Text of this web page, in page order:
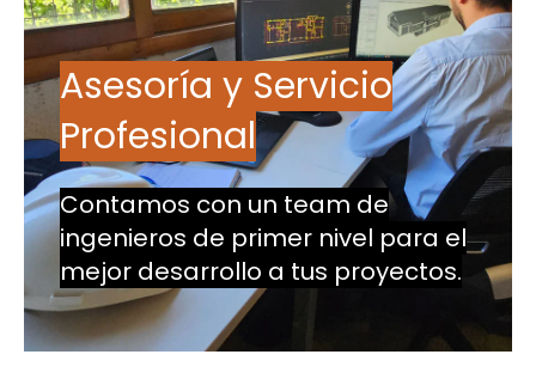
Asesoría y Servicio
Profesional
Contamos con un team de
ingenieros de primer nivel para el
mejor desarrollo a tus proyectos.